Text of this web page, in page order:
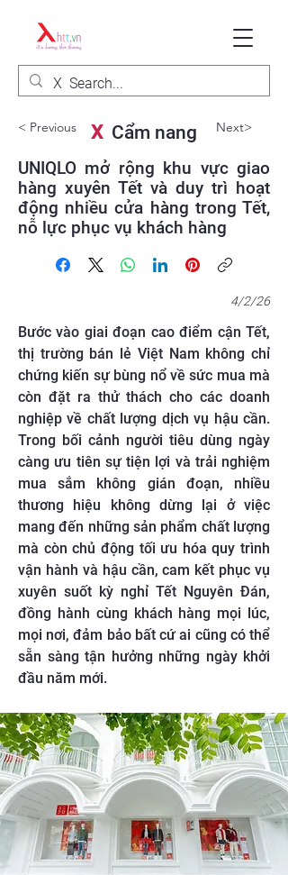
< Previous XCẩm nang Next>
UNIQLO mở rộng khu vực giao
hàng xuyên Tết và duy trì hoạt
động nhiều cửa hàng trong Tết,
nỗ lực phục vụ khách hàng
4/2/26
Bước vào giai đoạn cao điểm cận Tết,
thị trường bán lẻ Việt Nam không chỉ
chứng kiến sự bùng nổ về sức mua mà
còn đặt ra thử thách cho các doanh
nghiệp về chất lượng dịch vụ hậu cần.
Trong bối cảnh người tiêu dùng ngày
càng ưu tiên sự tiện lợi và trải nghiệm
mua sắm không gián đoạn, nhiều
thương hiệu không dừng lại ở việc
mang đến những sản phẩm chất lượng
mà còn chủ động tối ưu hóa quy trình
vận hành và hậu cần, cam kết phục vụ
xuyên suốt kỳ nghỉ Tết Nguyên Đán,
đồng hành cùng khách hàng mọi lúc,
mọi nơi, đảm bảo bất cứ ai cũng có thể
sẵn sàng tận hưởng những ngày khởi
đầu năm mới.